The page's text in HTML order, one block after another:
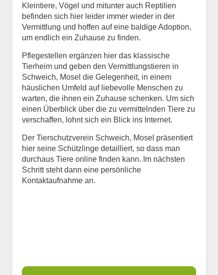
Kleintiere, Vögel und mitunter auch Reptilien
befinden sich hier leider immer wieder in der
Vermittlung und hoffen auf eine baldige Adoption,
um endlich ein Zuhause zu finden.
Pflegestellen ergänzen hier das klassische
Tierheim und geben den Vermittlungstieren in
Schweich, Mosel die Gelegenheit, in einem
häuslichen Umfeld auf liebevolle Menschen zu
warten, die ihnen ein Zuhause schenken. Um sich
einen Überblick über die zu vermittelnden Tiere zu
verschaffen, lohnt sich ein Blick ins Internet.
Der Tierschutzverein Schweich, Mosel präsentiert
hier seine Schützlinge detailliert, so dass man
durchaus Tiere online finden kann. Im nächsten
Schritt steht dann eine persönliche
Kontaktaufnahme an.